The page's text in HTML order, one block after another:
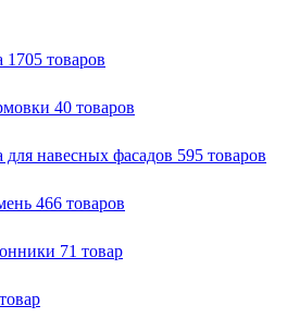
1705 товаров
40 товаров
навесных фасадов 595 товаров
466 товаров
71 товар